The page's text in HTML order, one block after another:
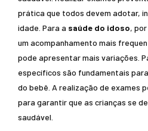
prática que todos devem adotar,
idade. Para a saúde do idoso,
um acompanhamento mais
pode apresentar mais variações.
específicos são fundamentais
do bebê. A realização de exames
para garantir que as crianças se
saudável.